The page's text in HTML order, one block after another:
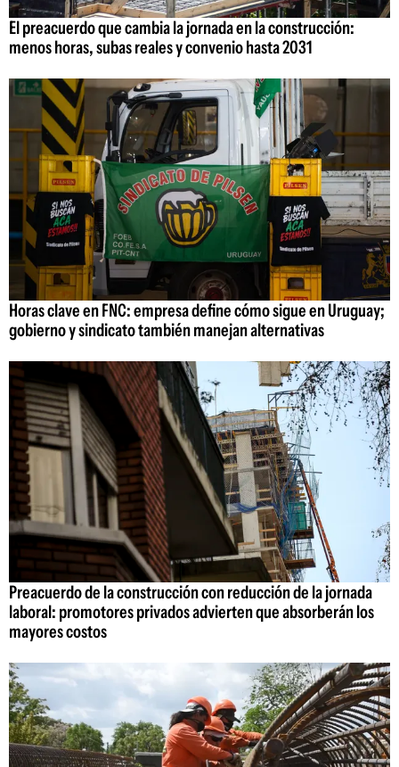
El preacuerdo que cambia la jornada en la construcción:
menos horas, subas reales y convenio hasta 2031
Horas clave en FNC: empresa define cómo sigue en Uruguay;
gobierno y sindicato también manejan alternativas
Preacuerdo de la construcción con reducción de la jornada
laboral: promotores privados advierten que absorberán los
mayores costos